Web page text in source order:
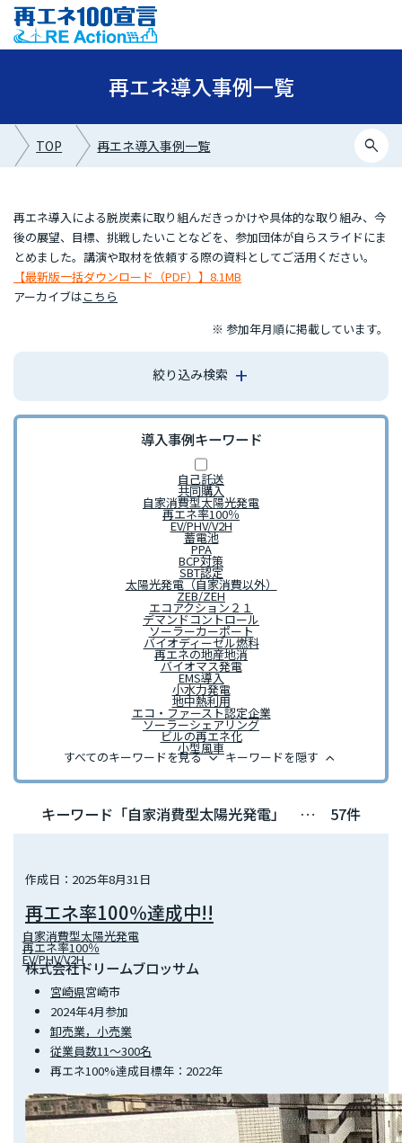
再エネ導入事例一覧
TOP 再エネ導入事例一覧 search
再エネ導入による脱炭素に取り組んだきっかけや具体的な取り組み、今
後の展望、目標、挑戦したいことなどを、参加団体が自らスライドにま
とめました。講演や取材を依頼する際の資料としてご活用ください。
【最新版一括ダウンロード（PDF）】8.1MB
アーカイブはこちら
※ 参加年月順に掲載しています。
絞り込み検索
導入事例キーワード
自己託送
共同購入
自家消費型太陽光発電
再エネ率100％
EV/PHV/V2H
蓄電池
PPA
BCP対策
SBT認定
太陽光発電（自家消費以外）
ZEB/ZEH
エコアクション２１
デマンドコントロール
ソーラーカーポート
バイオディーゼル燃料
再エネの地産地消
バイオマス発電
EMS導入
小水力発電
地中熱利用
エコ・ファースト認定企業
ソーラーシェアリング
ビルの再エネ化
小型風車
すべてのキーワードを見るkeyboard_arrow_down キーワードを隠す keyboard_arrow_up
キーワード「自家消費型太陽光発電」 … 57件
作成日：2025年8月31日
再エネ率100％達成中!!
自家消費型太陽光発電
再エネ率100％
EV/PHV/V2H
株式会社ドリームブロッサム
宮崎県宮崎市
2024年4月参加
卸売業，小売業
従業員数11～300名
再エネ100%達成目標年：2022年